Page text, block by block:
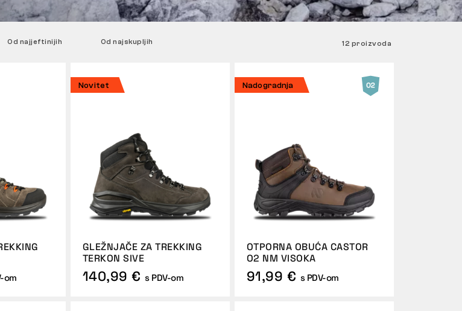
12 proizvoda
Od najjeftinijih Od najskupljih
om
Novitet
GLEŽNJAČE ZA TREKKING
TERKON SIVE
140,99 € s PDV-om
Nadogradnja
OTPORNA OBUĆA CASTOR
O2 NM VISOKA
91,99 € s PDV-om